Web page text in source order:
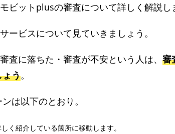
ビットplusの審査について詳しく解説し
ービスについて見ていきましょう。
査に落ちた・審査が不安という人は、 審
ょう。
は以下のとおり。
く紹介している箇所に移動します。